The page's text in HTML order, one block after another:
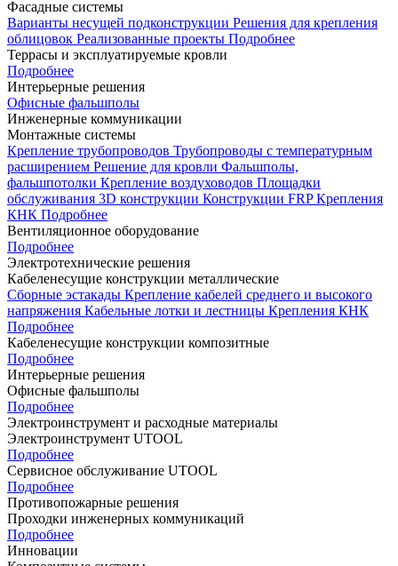
Фасадные системы
Варианты несущей подконструкции Решения для крепления
облицовок Реализованные проекты Подробнее
Террасы и эксплуатируемые кровли
Подробнее
Интерьерные решения
Офисные фальшполы
Инженерные коммуникации
Монтажные системы
Крепление трубопроводов Трубопроводы с температурным
расширением Решение для кровли Фальшполы,
фальшпотолки Крепление воздуховодов Площадки
обслуживания 3D конструкции Конструкции FRPКрепления
КНК Подробнее
Вентиляционное оборудование
Подробнее
Электротехнические решения
Кабеленесущие конструкции металлические
Сборные эстакады Крепление кабелей среднего и высокого
напряжения Кабельные лотки и лестницы Крепления КНК
Подробнее
Кабеленесущие конструкции композитные
Подробнее
Интерьерные решения
Офисные фальшполы
Подробнее
Электроинструмент и расходные материалы
Электроинструмент UTOOL
Подробнее
Сервисное обслуживание UTOOL
Подробнее
Противопожарные решения
Проходки инженерных коммуникаций
Подробнее
Инновации